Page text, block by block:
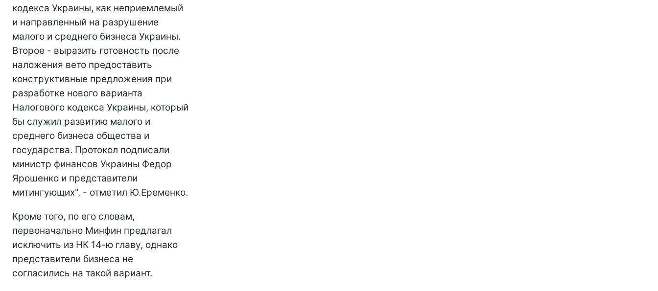
кодекса Украины, как неприемлемый
и направленный на разрушение
малого и среднего бизнеса Украины.
Второе - выразить готовность после
наложения вето предоставить
конструктивные предложения при
разработке нового варианта
Налогового кодекса Украины, который
бы служил развитию малого и
среднего бизнеса общества и
государства. Протокол подписали
министр финансов Украины Федор
Ярошенко и представители
митингующих", - отметил Ю.Еременко.
Кроме того, по его словам,
первоначально Минфин предлагал
исключить из НК 14-ю главу, однако
представители бизнеса не
согласились на такой вариант.